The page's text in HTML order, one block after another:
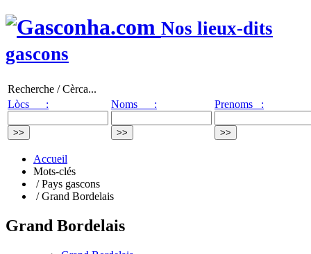
Nos lieux-dits
gascons
Recherche / Cèrca...
Lòcs :
Noms : Prenoms :
Accueil
Mots-clés
/ Pays gascons
/ Grand Bordelais
Grand Bordelais